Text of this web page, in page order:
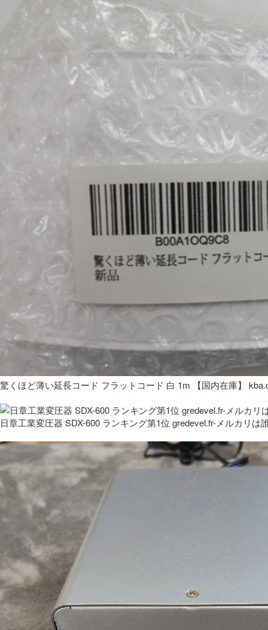
驚くほど薄い延長コード フラットコード 白 1m 【国内在庫】
日章工業変圧器 SDX-600 ランキング第1位 gredevel.fr-メルカリは